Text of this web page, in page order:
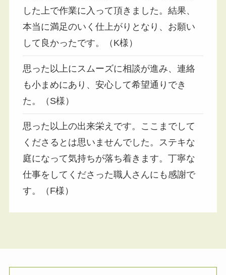
した上で作業に入って頂きました。結果、
本当に満足のいく仕上がりとなり、お願い
して良かったです。（K様）
思った以上にスムーズに相談が進み、連絡
も小まめにあり、安心して希望通りでき
た。（S様）
思った以上の出来栄えです。ここまでして
くださるとは思いませんでした。ステキな
庭になって気持ちが落ち着きます。丁寧な
仕事をしてくださった職人さんにも感謝で
す。（F様）